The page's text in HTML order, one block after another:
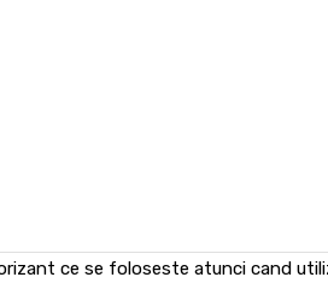
ce se foloseste atunci cand